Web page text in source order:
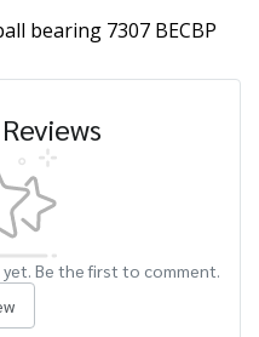
bearing 7307 BECBP
Be the first to comment.